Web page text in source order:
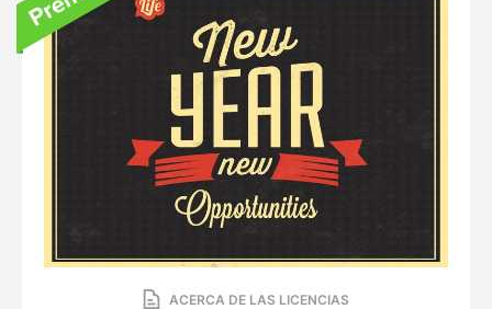
ACERCA DE LAS LICENCIAS